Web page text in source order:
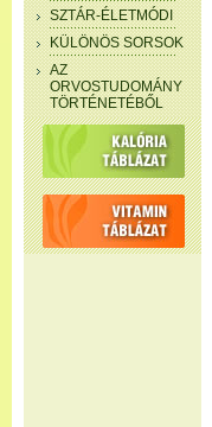
SZTÁR-ÉLETMÓDI
KÜLÖNÖS SORSOK
AZ
ORVOSTUDOMÁNY
TÖRTÉNETÉBŐL